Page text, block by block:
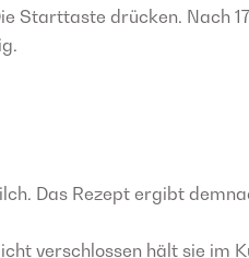
Starttaste drücken. Nach
Das Rezept ergibt
verschlossen hält sie im